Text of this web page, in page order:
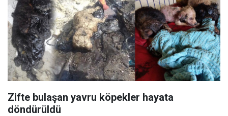
Zifte bulaşan yavru köpekler hayata
döndürüldü